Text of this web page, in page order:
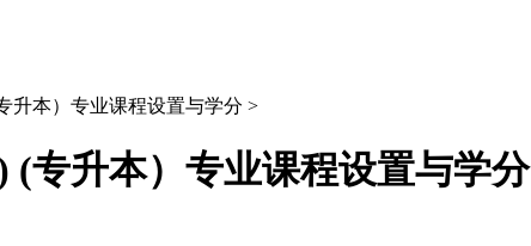
升本）专业课程设置与学分 >
(专升本）专业课程设置与学分